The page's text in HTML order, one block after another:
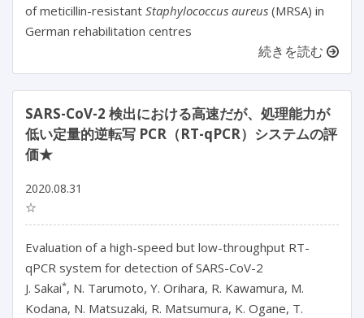
of meticillin-resistant Staphylococcus aureus (MRSA) in
German rehabilitation centres
続きを読む
SARS-CoV-2 検出における高速だが、処理能力が
低い定量的逆転写 PCR（RT-qPCR）システムの評
価★
2020.08.31
☆
Evaluation of a high-speed but low-throughput RT-
qPCR system for detection of SARS-CoV-2
J. Sakai*, N. Tarumoto, Y. Orihara, R. Kawamura, M.
Kodana, N. Matsuzaki, R. Matsumura, K. Ogane, T.